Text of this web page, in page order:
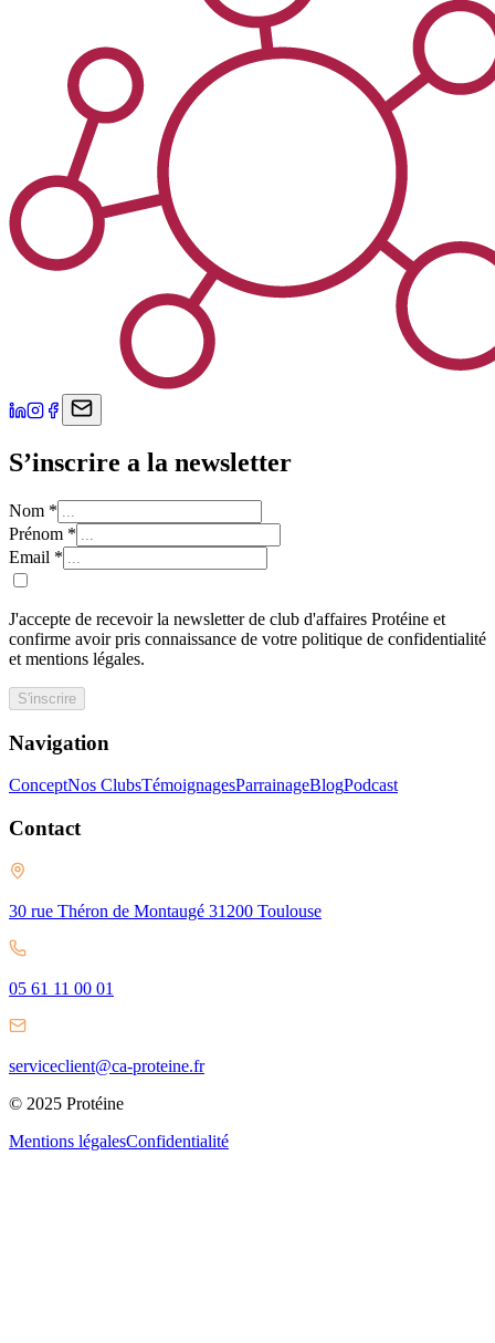
S’inscrire a la newsletter
Nom *
Prénom *
Email *
J'accepte de recevoir la newsletter de club d'affaires Protéine et
confirme avoir pris connaissance de votre politique de confidentialité
et mentions légales.
S'inscrire
Navigation
ConceptNos ClubsTémoignagesParrainageBlogPodcast
Contact
30 rue Théron de Montaugé 31200 Toulouse
05 61 11 00 01
serviceclient@ca-proteine.fr
© 2025 Protéine
Mentions légalesConfidentialité